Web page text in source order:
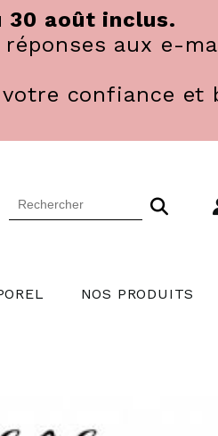
30 août inclus.
aux e-
confiance et
NOS PRODUITS